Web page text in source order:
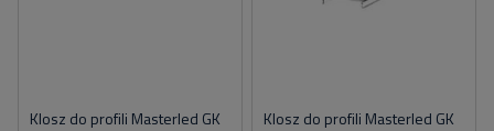
Klosz do profili Masterled GK
Klosz do profili Masterled GK